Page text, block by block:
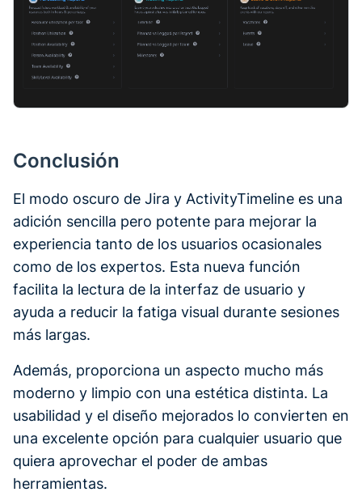
Conclusión
El modo oscuro de Jira y ActivityTimeline es una
adición sencilla pero potente para mejorar la
experiencia tanto de los usuarios ocasionales
como de los expertos. Esta nueva función
facilita la lectura de la interfaz de usuario y
ayuda a reducir la fatiga visual durante sesiones
más largas.
Además, proporciona un aspecto mucho más
moderno y limpio con una estética distinta. La
usabilidad y el diseño mejorados lo convierten en
una excelente opción para cualquier usuario que
quiera aprovechar el poder de ambas
herramientas.